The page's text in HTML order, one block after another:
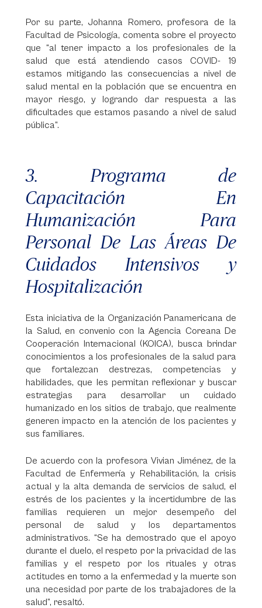
Por su parte, Johanna Romero, profesora de la
Facultad de Psicología, comenta sobre el proyecto
que “al tener impacto a los profesionales de la
salud que está atendiendo casos COVID- 19
estamos mitigando las consecuencias a nivel de
salud mental en la población que se encuentra en
mayor riesgo, y logrando dar respuesta a las
dificultades que estamos pasando a nivel de salud
pública”.
3. Programa de
Capacitación En
Humanización Para
Personal De Las Áreas De
Cuidados Intensivos y
Hospitalización
Esta iniciativa de la Organización Panamericana de
la Salud, en convenio con la Agencia Coreana De
Cooperación Internacional (KOICA), busca brindar
conocimientos a los profesionales de la salud para
que fortalezcan destrezas, competencias y
habilidades, que les permitan reflexionar y buscar
estrategias para desarrollar un cuidado
humanizado en los sitios de trabajo, que realmente
generen impacto en la atención de los pacientes y
sus familiares.
De acuerdo con la profesora Vivian Jiménez, de la
Facultad de Enfermería y Rehabilitación, la crisis
actual y la alta demanda de servicios de salud, el
estrés de los pacientes y la incertidumbre de las
familias requieren un mejor desempeño del
personal de salud y los departamentos
administrativos. “Se ha demostrado que el apoyo
durante el duelo, el respeto por la privacidad de las
familias y el respeto por los rituales y otras
actitudes en torno a la enfermedad y la muerte son
una necesidad por parte de los trabajadores de la
salud”, resaltó.